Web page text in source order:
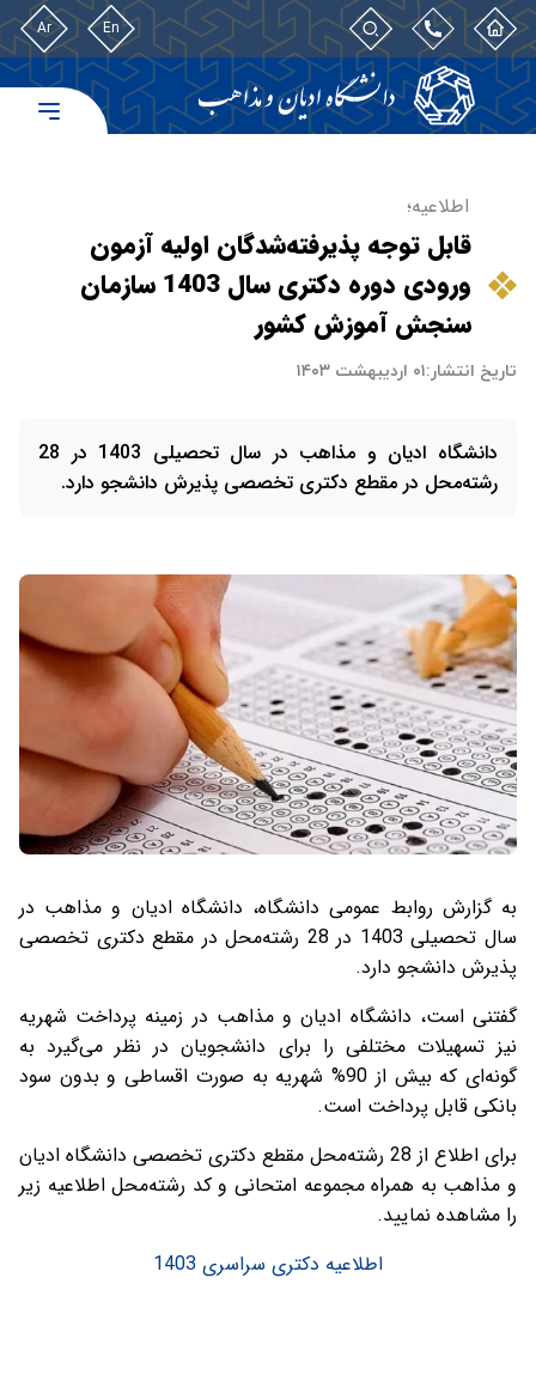
En
Ar
اطلاعیه؛
قابل توجه پذیرفته‌شدگان اولیه آزمون
ورودی دوره دكتری سال 1403 سازمان
سنجش آموزش کشور
تاریخ انتشار:۰۱ اردیبهشت ۱۴۰۳
دانشگاه ادیان و مذاهب در سال تحصیلی 1403 در 28
رشته‌محل در مقطع دکتری تخصصی پذیرش دانشجو دارد.
به گزارش روابط عمومی دانشگاه، دانشگاه ادیان و مذاهب در
سال تحصیلی 1403 در 28 رشته‌محل در مقطع دکتری تخصصی
پذیرش دانشجو دارد.
گفتنی است، دانشگاه ادیان و مذاهب در زمینه پرداخت شهریه
نیز تسهیلات مختلفی را برای دانشجویان در نظر می‌گیرد به
گونه‌ای که بیش از 90% شهریه به صورت اقساطی و بدون سود
بانکی قابل پرداخت است.
برای اطلاع از 28 رشته‌محل مقطع دکتری تخصصی دانشگاه ادیان
و مذاهب به همراه مجموعه امتحانی و کد رشته‌محل اطلاعیه زیر
را مشاهده نمایید.
اطلاعیه دکتری سراسری 1403